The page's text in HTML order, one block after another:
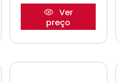
Ver
preço